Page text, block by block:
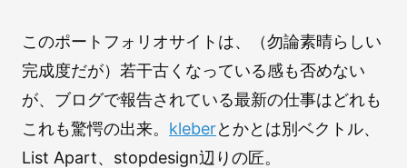
このポートフォリオサイトは、（勿論素晴らしい
完成度だが）若干古くなっている感も否めない
が、ブログで報告されている最新の仕事はどれも
これも驚愕の出来。 kleberとかとは別ベクトル、
List Apart、stopdesign辺りの匠。